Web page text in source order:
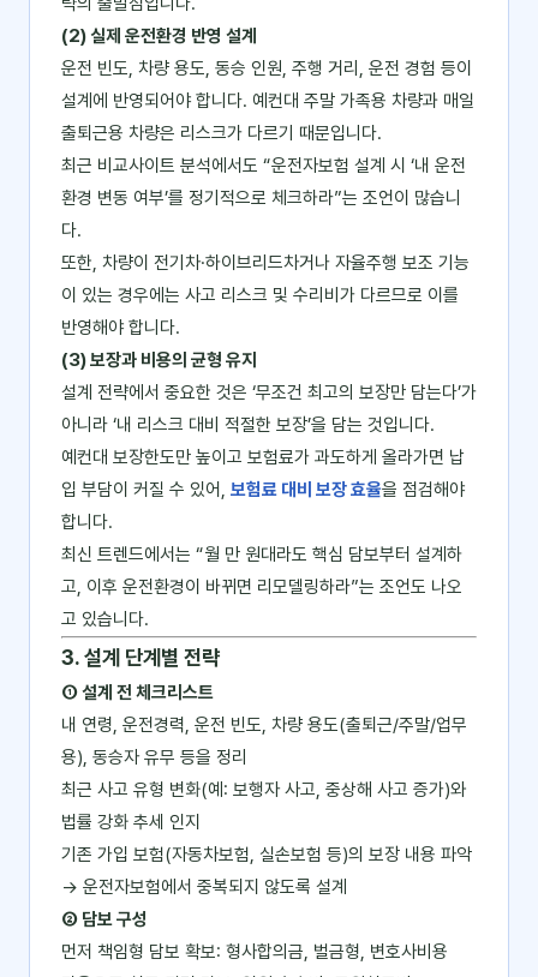
(2) 실제 운전환경 반영 설계
운전 빈도, 차량 용도, 동승 인원, 주행 거리, 운전 경험 등이
설계에 반영되어야 합니다. 예컨대 주말 가족용 차량과 매일
출퇴근용 차량은 리스크가 다르기 때문입니다.
최근 비교사이트 분석에서도 “운전자보험 설계 시 ‘내 운전
환경 변동 여부’를 정기적으로 체크하라”는 조언이 많습니
다.
또한, 차량이 전기차·하이브리드차거나 자율주행 보조 기능
이 있는 경우에는 사고 리스크 및 수리비가 다르므로 이를
반영해야 합니다.
(3) 보장과 비용의 균형 유지
설계 전략에서 중요한 것은 ‘무조건 최고의 보장만 담는다’가
아니라 ‘내 리스크 대비 적절한 보장’을 담는 것입니다.
예컨대 보장한도만 높이고 보험료가 과도하게 올라가면 납
입 부담이 커질 수 있어, 보험료 대비 보장 효율을 점검해야
합니다.
최신 트렌드에서는 “월 만 원대라도 핵심 담보부터 설계하
고, 이후 운전환경이 바뀌면 리모델링하라”는 조언도 나오
고 있습니다.
3. 설계 단계별 전략
① 설계 전 체크리스트
내 연령, 운전경력, 운전 빈도, 차량 용도(출퇴근/주말/업무
용), 동승자 유무 등을 정리
최근 사고 유형 변화(예: 보행자 사고, 중상해 사고 증가)와
법률 강화 추세 인지
기존 가입 보험(자동차보험, 실손보험 등)의 보장 내용 파악
→ 운전자보험에서 중복되지 않도록 설계
② 담보 구성
먼저 책임형 담보 확보: 형사합의금, 벌금형, 변호사비용